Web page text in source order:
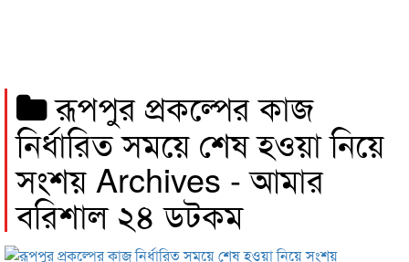
রূপপুর প্রকল্পের কাজ
নির্ধারিত সময়ে শেষ হওয়া নিয়ে
সংশয় Archives - আমার
বরিশাল ২৪ ডটকম